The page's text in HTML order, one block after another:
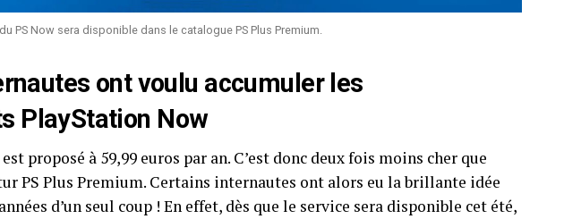
PS Now sera disponible dans le catalogue PS Plus Premium.
ont voulu accumuler les
PlayStation Now
proposé à 59,99 euros par an. C’est donc deux fois moins cher que
PS Plus Premium. Certains internautes ont alors eu la brillante idée
d’un seul coup ! En effet, dès que le service sera disponible cet été,